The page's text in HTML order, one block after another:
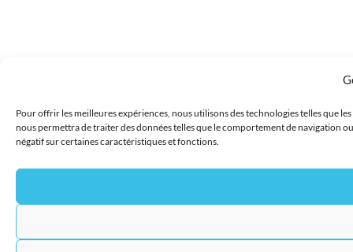
Pour offrir les meilleures expériences, nous utilisons des technologies telles que
nous permettra de traiter des données telles que le comportement de navigation
négatif sur certaines caractéristiques et fonctions.